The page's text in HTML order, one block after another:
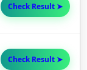
Check Result ➤
Check Result ➤